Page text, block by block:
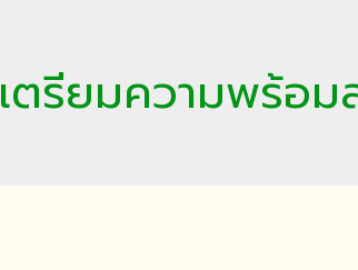
เตรียมความพร้อ